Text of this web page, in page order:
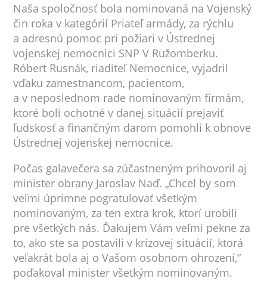
Naša spoločnosť bola nominovaná na Vojenský
čin roka v kategórií Priateľ armády, za rýchlu
a adresnú pomoc pri požiari v Ústrednej
vojenskej nemocnici SNP V Ružomberku.
Róbert Rusnák, riaditeľ Nemocnice, vyjadril
vďaku zamestnancom, pacientom,
a v neposlednom rade nominovaným firmám,
ktoré boli ochotné v danej situácií prejaviť
ľudskosť a finančným darom pomohli k obnove
Ústrednej vojenskej nemocnice.
Počas galavečera sa zúčastneným prihovoril aj
minister obrany Jaroslav Naď. „Chcel by som
veľmi úprimne pogratulovať všetkým
nominovaným, za ten extra krok, ktorí urobili
pre všetkých nás. Ďakujem Vám veľmi pekne za
to, ako ste sa postavili v krízovej situácií, ktorá
veľakrát bola aj o Vašom osobnom ohrození,“
poďakoval minister všetkým nominovaným.